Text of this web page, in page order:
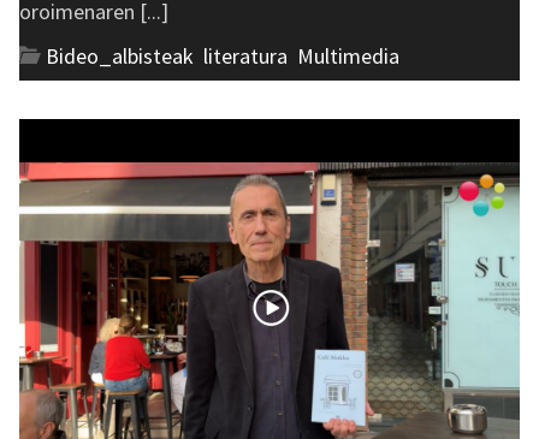
oroimenaren [...]
Bideo_albisteak literatura Multimedia